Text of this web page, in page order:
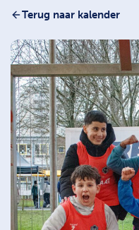
Terug naar kalender